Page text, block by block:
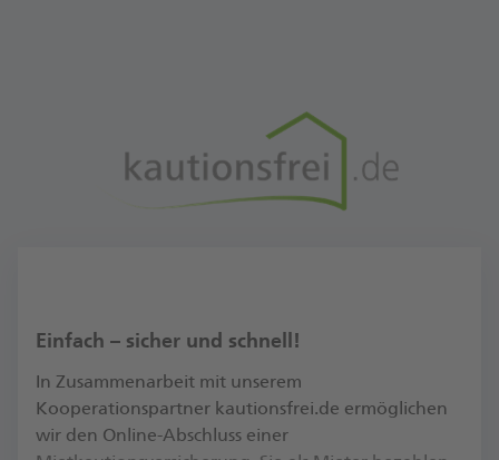
Einfach – sicher und schnell!
In Zusammenarbeit mit unserem
Kooperationspartner kautionsfrei.de ermöglichen
wir den Online-Abschluss einer